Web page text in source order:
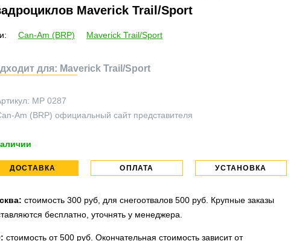
Maverick Trail/Sport
Can-Am (BRP) Maverick Trail/Sport
для: Maverick Trail/Sport
MP 0287
Am (BRP) официальный сайт представителя
ДОСТАВКА ОПЛАТА УСТАНОВКА
стоимость 300 руб, для снегоотвалов 500 руб. Крупные заказы
бесплатно, уточнять у менеджера.
стоимость от 500 руб. Окончательная стоимость зависит от